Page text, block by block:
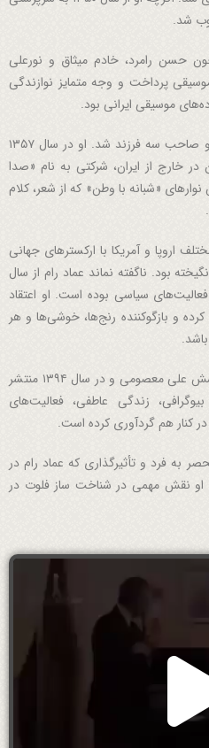
شد.
حسن رامرد، خادم میثاق و نورعلی
پرداخت و وجه متمایز نوازندگی
موسیقی ایرانی بود.
عماد در هفتم مهر ۱۳۴۳ ازدواج کرد و صاحب سه فرزند شد. او در سال ۱۳۵۷
خارج از ایران، شرکتی به نام «صدا
«شبانه با وطن» که از شعر، کلام
اروپا و آمریکا با ارکستر‌های جهانی
بود. ناگفته نماند عماد رام از سال
و فعالیت‌های سیاسی بوده است. او اعتقاد
و بازگوکننده رنج‌ها، خوشی‌ها و هر
کتابی از «زندگینامهٔ عماد رام» به کوشش علی معصومی و در سال ۱۳۹۴ منتشر
زندگی عاطفی، فعالیت‌های
در کنار هم گردآوری کرده است.
به فرد و تأثیرگذاری که عماد رام در
او نقش مهمی در شناخت ساز فلوت در